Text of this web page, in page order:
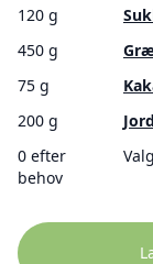
120 g
450 g
75 g
200 g
0 efter
behov